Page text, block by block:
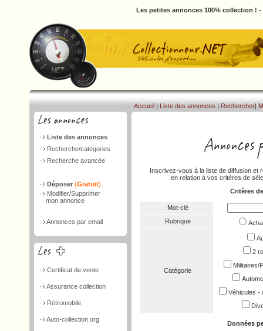
Les petites annonces 100% collection !
Liste des annonces
Recherche/catégories
Recherche avancée
Déposer (Gratuit)
Modifier/Supprimer
mon annonce
Annonces par email
Certificat de vente
Assurance collection
Rétromobile
Auto-collection.org
Accueil | Liste des annonces | Rechercher|
Inscrivez-vous à la liste de diffusion et
en relation à vos critères de
Critères
Mot-clé
Rubrique
Catégorie
2
Militaires/
Véhicules -
Données